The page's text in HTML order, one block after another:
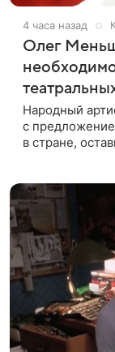
4 часа назад
Олег
Народный
с
в стране,